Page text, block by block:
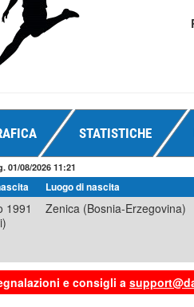
STATISTICHE
01/08/2026 11:21
Luogo di nascita
1991
Zenica (Bosnia-Erzegovina)
e consigli a